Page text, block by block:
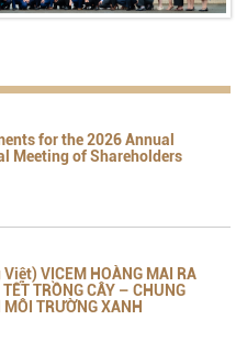
for the 2026 Annual
Meeting of Shareholders
VICEM HOÀNG MAI RA
TRỒNG CÂY – CHUNG
MÔI TRƯỜNG XANH